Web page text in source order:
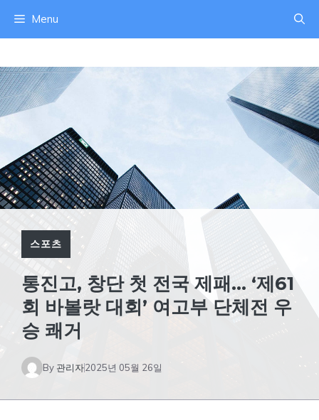
로
건
너
Menu
스포츠
통진고, 창단 첫 전국 제패… ‘제61
회 바볼랏 대회’ 여고부 단체전 우
승 쾌거
By 관리자2025년 05월 26일